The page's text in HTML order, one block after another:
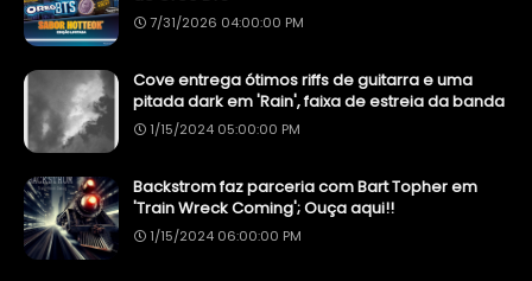
7/31/2026 04:00:00 PM
Cove entrega ótimos riffs de guitarra e uma
pitada dark em 'Rain', faixa de estreia da banda
1/15/2024 05:00:00 PM
Backstrom faz parceria com Bart Topher em
'Train Wreck Coming'; Ouça aqui!!
1/15/2024 06:00:00 PM